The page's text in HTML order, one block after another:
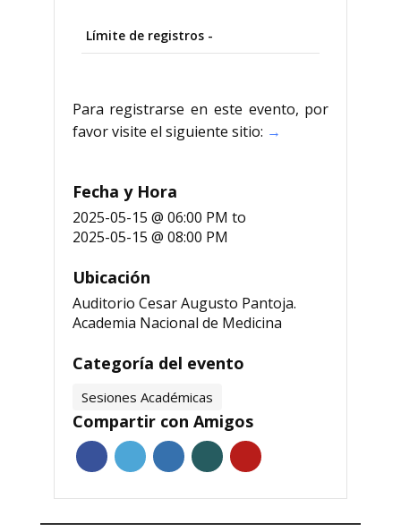
Límite de registros -
Para registrarse en este evento, por
favor visite el siguiente sitio: →
Fecha y Hora
2025-05-15 @ 06:00 PM to
2025-05-15 @ 08:00 PM
Ubicación
Auditorio Cesar Augusto Pantoja.
Academia Nacional de Medicina
Categoría del evento
Sesiones Académicas
Compartir con Amigos